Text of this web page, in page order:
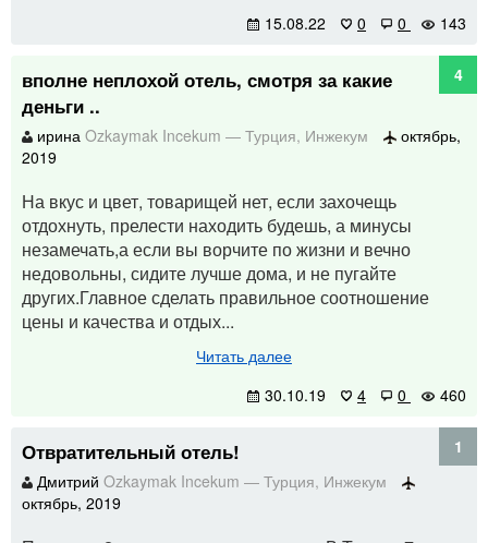
15.08.22 0 0 143
вполне неплохой отель, смотря за какие
деньги ..
4
ирина Ozkaymak Incekum — Турция, Инжекум
октябрь,
2019
На вкус и цвет, товарищей нет, если захочещь
отдохнуть, прелести находить будешь, а минусы
незамечать,а если вы ворчите по жизни и вечно
недовольны, сидите лучше дома, и не пугайте
других.Главное сделать правильное соотношение
цены и качества и отдых...
Читать далее
30.10.19
4 0 460
Отвратительный отель!
1
Дмитрий Ozkaymak Incekum — Турция, Инжекум
октябрь, 2019